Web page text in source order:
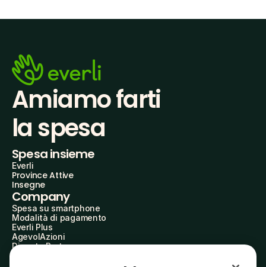
Amiamo farti
la spesa
Spesa insieme
Everli
Province Attive
Insegne
Company
Spesa su smartphone
Modalità di pagamento
Everli Plus
AgevolAzioni
Diventa Partner